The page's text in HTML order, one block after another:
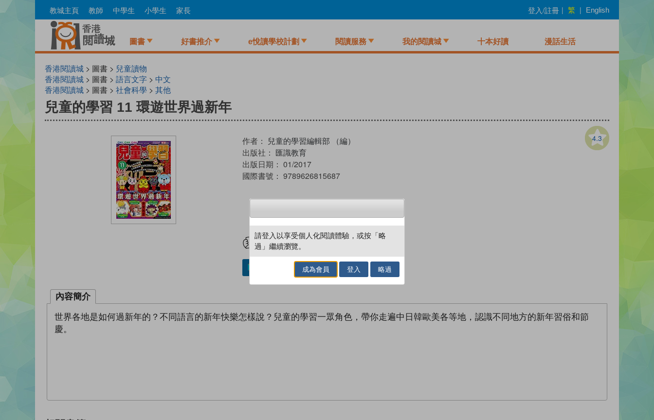
to
教城主頁 教師 中學生 小學生 家長 登入/註冊 | 繁 | English
圖書 好書推介 e悅讀學校計劃 閱讀服務 我的閱讀城 十本好讀 漫話生活
香港閱讀城 > 圖書 > 兒童讀物
香港閱讀城 > 圖書 > 語言文字 > 中文
香港閱讀城 > 圖書 > 社會科學 > 其他
兒童的學習 11 環遊世界過新年
4.3
作者： 兒童的學習編輯部 （編）
出版社： 匯識教育
出版日期： 01/2017
國際書號： 9789626815687
試閲 加入閱讀紀錄
加入／閱讀電子書
內容簡介
世界各地是如何過新年的？不同語言的新年快樂怎樣說？兒童的學習一眾角色，帶你走遍中日韓歐美各等地，認識不同地方的新年習俗和節
慶。
請登入以享受個人化閱讀體驗，或按「略
過」繼續瀏覽。
成為會員 登入 略過